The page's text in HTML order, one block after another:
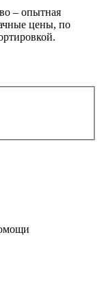
– опытная
цены, по